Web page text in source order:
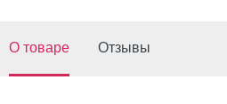
О товаре Отзывы